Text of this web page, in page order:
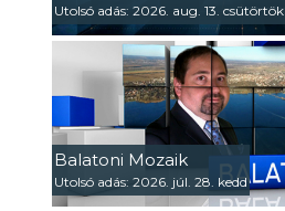
Utolsó adás: 2026. aug. 13. csütörtök
Balatoni Mozaik
Utolsó adás: 2026. júl. 28. kedd